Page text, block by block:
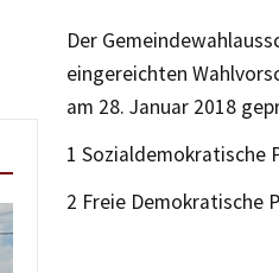
Der
eingereichten
am 28. Januar 2018
1 Sozialdemokratische
2 Freie